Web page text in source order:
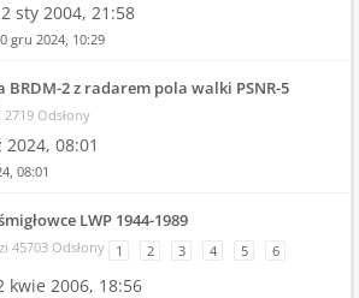
sty 2004, 21:58
gru 2024, 10:29
BRDM-2 z radarem pola walki PSNR-5
Odsłony
2024, 08:01
08:01
LWP 1944-1989
45703 Odsłony 1 2 3 4 5 6
kwie 2006, 18:56